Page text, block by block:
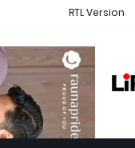
RTL Version